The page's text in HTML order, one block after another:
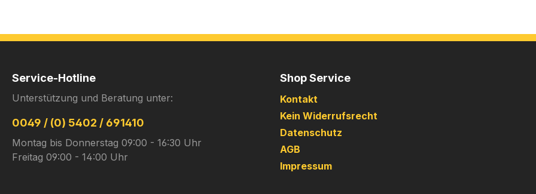
Service-Hotline
Unterstützung und Beratung unter:
0049 / (0) 5402 / 691410
Montag bis Donnerstag 09:00 - 16:30 Uhr
Freitag 09:00 - 14:00 Uhr
Shop Service
Kontakt
Kein Widerrufsrecht
Datenschutz
AGB
Impressum